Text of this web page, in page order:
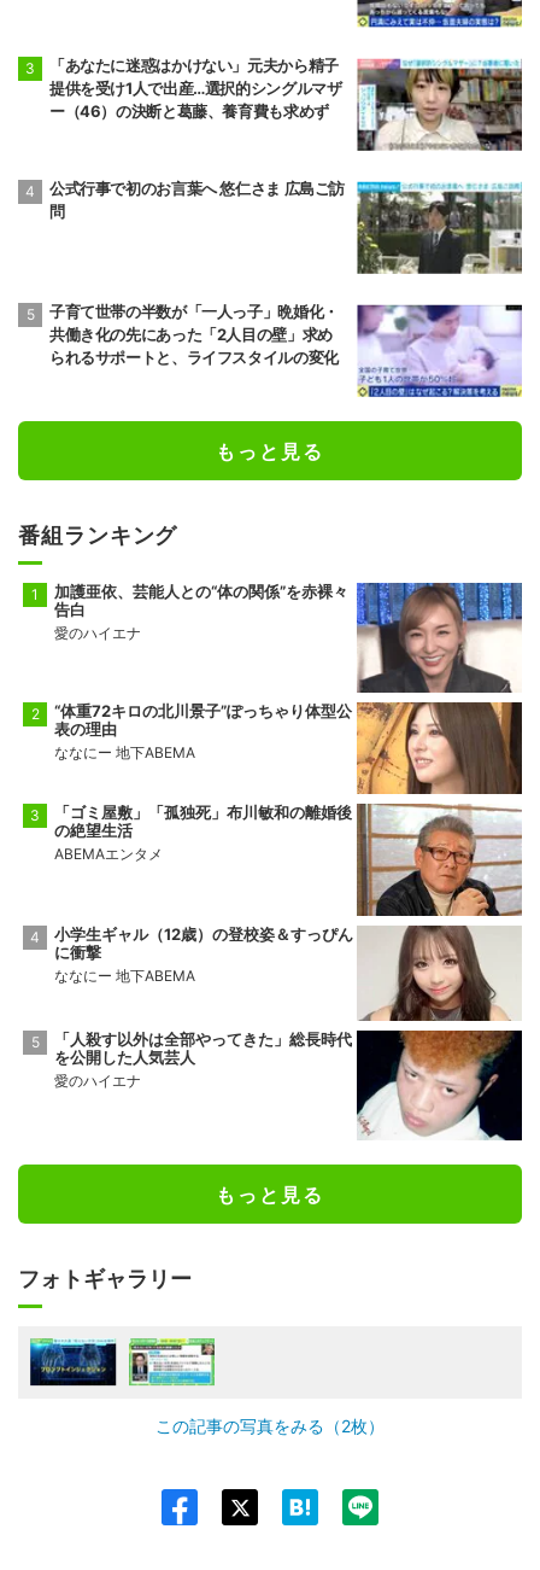
「あなたに迷惑はかけない」元夫から精子
提供を受け1人で出産…選択的シングルマザ
ー（46）の決断と葛藤、養育費も求めず
公式行事で初のお言葉へ 悠仁さま 広島ご訪
問
子育て世帯の半数が「一人っ子」晩婚化・
共働き化の先にあった「2人目の壁」求め
られるサポートと、ライフスタイルの変化
もっと見る
番組ランキング
加護亜依、芸能人との“体の関係”を赤裸々
告白
愛のハイエナ
“体重72キロの北川景子”ぽっちゃり体型公
表の理由
ななにー 地下ABEMA
「ゴミ屋敷」「孤独死」布川敏和の離婚後
の絶望生活
ABEMAエンタメ
小学生ギャル（12歳）の登校姿＆すっぴん
に衝撃
ななにー 地下ABEMA
「人殺す以外は全部やってきた」総長時代
を公開した人気芸人
愛のハイエナ
もっと見る
フォトギャラリー
この記事の写真をみる（2枚）